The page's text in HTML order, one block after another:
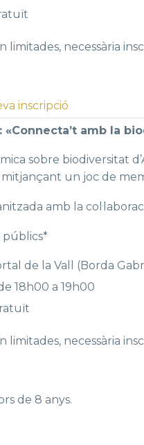
limitades, necessària
inscripció
«Connecta’t amb la
sobre biodiversitat
un joc de
amb la
públics*
de la Vall (Borda
18h00 a 19h00
limitades, necessària
de 8 anys.